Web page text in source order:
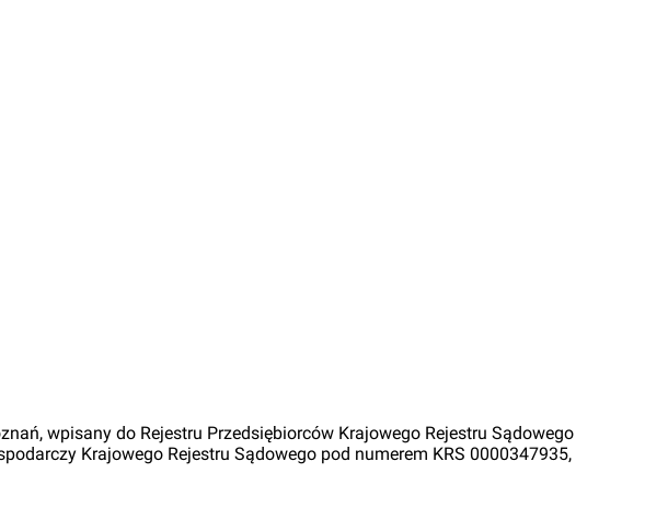
wpisany do Rejestru Przedsiębiorców Krajowego Rejestru Sądowego
Krajowego Rejestru Sądowego pod numerem KRS 0000347935,